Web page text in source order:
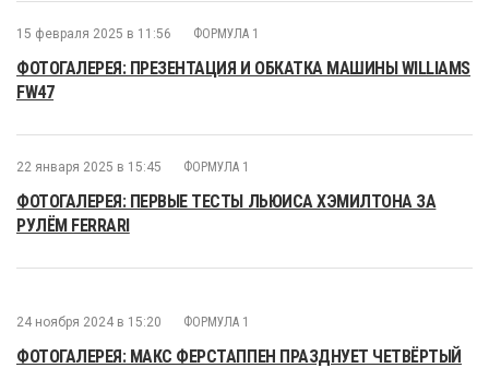
15 февраля 2025 в 11:56 ФОРМУЛА 1
ФОТОГАЛЕРЕЯ: ПРЕЗЕНТАЦИЯ И ОБКАТКА МАШИНЫ WILLIAMS
FW47
22 января 2025 в 15:45 ФОРМУЛА 1
ФОТОГАЛЕРЕЯ: ПЕРВЫЕ ТЕСТЫ ЛЬЮИСА ХЭМИЛТОНА ЗА
РУЛЁМ FERRARI
24 ноября 2024 в 15:20 ФОРМУЛА 1
ФОТОГАЛЕРЕЯ: МАКС ФЕРСТАППЕН ПРАЗДНУЕТ ЧЕТВЁРТЫЙ